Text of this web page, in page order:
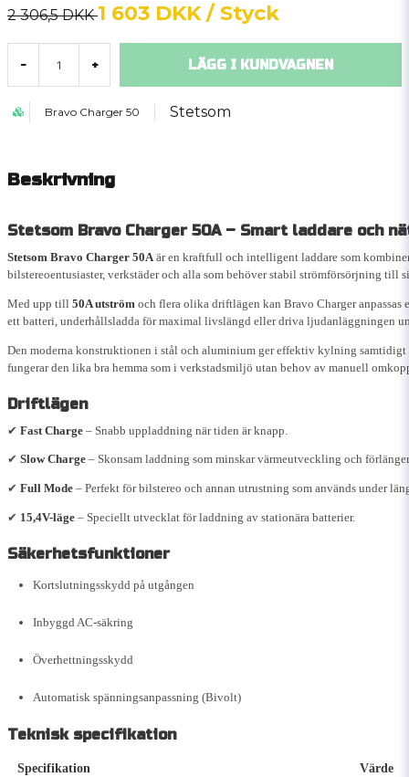
2 306,5 DKK1 603 DKK / Styck
- + LÄGG I KUNDVAGNEN
Bravo Charger 50 Stetsom
Beskrivning
Stetsom Bravo Charger 50A – Smart laddare och
Stetsom Bravo Charger 50Aär en kraftfull och intelligent laddare som
bilstereoentusiaster, verkstäder och alla som behöver stabil strömförsörjning till
Med upp till 50A utström och flera olika driftlägen kan Bravo Charger
ett batteri, underhållsladda för maximal livslängd eller driva ljudanläggningen
Den moderna konstruktionen i stål och aluminium ger effektiv kylning
fungerar den lika bra hemma som i verkstadsmiljö utan behov av manuell
Driftlägen
✔ Fast Charge – Snabb uppladdning när tiden är knapp.
✔ Slow Charge – Skonsam laddning som minskar värmeutveckling och
✔ Full Mode – Perfekt för bilstereo och annan utrustning som används under
✔ 15,4V-läge – Speciellt utvecklat för laddning av stationära batterier.
Säkerhetsfunktioner
Kortslutningsskydd på utgången
Inbyggd AC-säkring
Överhettningsskydd
Automatisk spänningsanpassning (Bivolt)
Teknisk specifikation
Specifikation Värde